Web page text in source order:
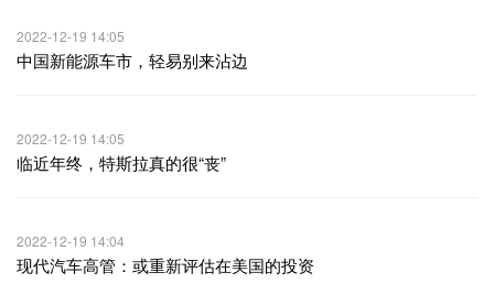
2022-12-19 14:05
中国新能源车市，轻易别来沾边
2022-12-19 14:05
临近年终，特斯拉真的很“丧”
2022-12-19 14:04
现代汽车高管：或重新评估在美国的投资